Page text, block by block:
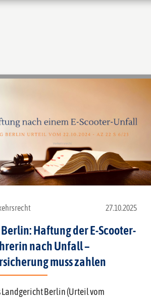
27.10.2025
Berlin: Haftung der E-Scooter-
nach Unfall –
muss zahlen
Landgericht Berlin (Urteil vom